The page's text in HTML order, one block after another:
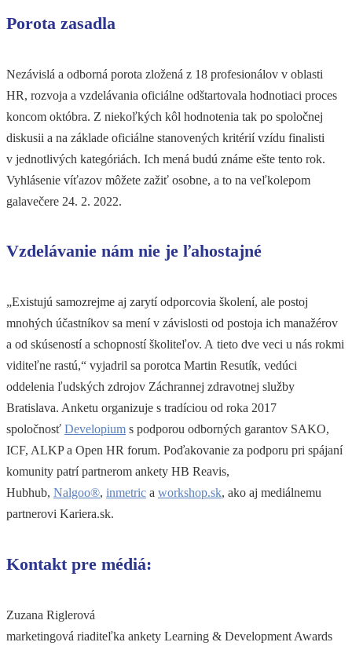
Porota zasadla
Nezávislá a odborná porota zložená z 18 profesionálov v oblasti
HR, rozvoja a vzdelávania oficiálne odštartovala hodnotiaci proces
koncom októbra. Z niekoľkých kôl hodnotenia tak po spoločnej
diskusii a na základe oficiálne stanovených kritérií vzídu finalisti
v jednotlivých kategóriách. Ich mená budú známe ešte tento rok.
Vyhlásenie víťazov môžete zažiť osobne, a to na veľkolepom
galavečere 24. 2. 2022.
Vzdelávanie nám nie je ľahostajné
„Existujú samozrejme aj zarytí odporcovia školení, ale postoj
mnohých účastníkov sa mení v závislosti od postoja ich manažérov
a od skúseností a schopností školiteľov. A tieto dve veci u nás rokmi
viditeľne rastú,“ vyjadril sa porotca Martin Resutík, vedúci
oddelenia ľudských zdrojov Záchrannej zdravotnej služby
Bratislava. Anketu organizuje s tradíciou od roka 2017
spoločnosť Developium s podporou odborných garantov SAKO,
ICF, ALKP a Open HR forum. Poďakovanie za podporu pri spájaní
komunity patrí partnerom ankety HB Reavis,
Hubhub, Nalgoo®, inmetric a workshop.sk, ako aj mediálnemu
partnerovi Kariera.sk.
Kontakt pre médiá:
Zuzana Riglerová
marketingová riaditeľka ankety Learning & Development Awards